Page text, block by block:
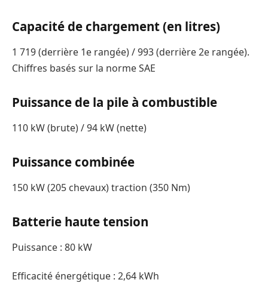
Capacité de chargement (en litres)
1 719 (derrière 1e rangée) / 993 (derrière 2e rangée).
Chiffres basés sur la norme SAE
Puissance de la pile à combustible
110 kW (brute) / 94 kW (nette)
Puissance combinée
150 kW (205 chevaux) traction (350 Nm)
Batterie haute tension
Puissance : 80 kW
Efficacité énergétique : 2,64 kWh